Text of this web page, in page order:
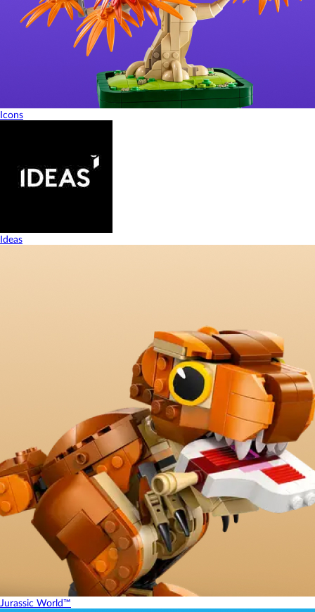
Icons
Ideas
Jurassic World™